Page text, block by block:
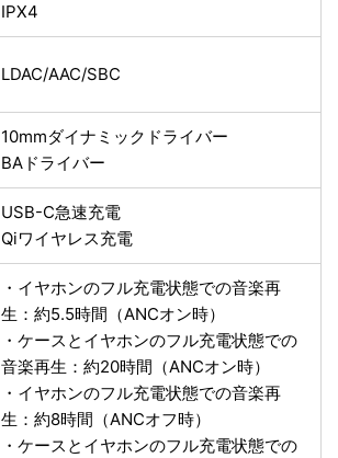
IPX4
LDAC/AAC/SBC
10mmダイナミックドライバー
BAドライバー
USB-C急速充電
Qiワイヤレス充電
・イヤホンのフル充電状態での音楽再
生：約5.5時間（ANCオン時）
・ケースとイヤホンのフル充電状態での
音楽再生：約20時間（ANCオン時）
・イヤホンのフル充電状態での音楽再
生：約8時間（ANCオフ時）
・ケースとイヤホンのフル充電状態での